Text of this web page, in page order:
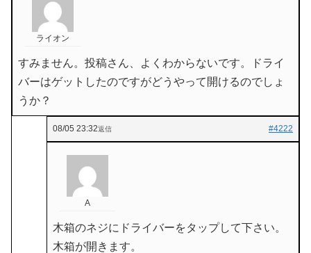
ライオン
すみません。投稿さん、よくわからないです。ドライ
バーはゲットしたのですがどうやって開けるのでしょ
うか？
08/05 23:32 #4222
返信
A
木箱のネジにドライバーをタップして下さい。
木箱が開きます。